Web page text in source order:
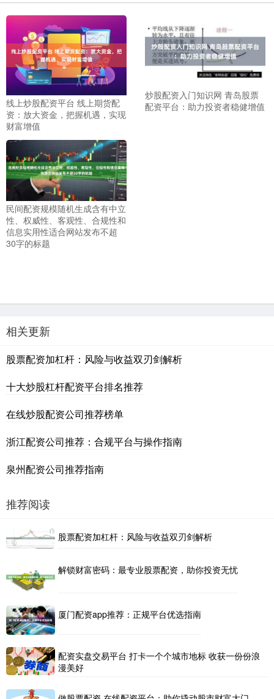
线上炒股配资平台 线上期货配
资：放大资金，把握机遇，实现
财富增值
炒股配资入门知识网 青岛股票
配资平台：助力投资者稳健增值
民间配资规模随机生成含有中立
性、权威性、客观性、合规性和
信息实用性适合网站发布不超
30字的标题
相关更新
股票配资加杠杆：风险与收益双刃剑解析
十大炒股杠杆配资平台排名推荐
在线炒股配资公司推荐榜单
浙江配资公司推荐：合规平台与操作指南
泉州配资公司推荐指南
推荐阅读
股票配资加杠杆：风险与收益双刃剑解析
解锁财富密码：最专业股票配资，助你投资无忧
厦门配资app推荐：正规平台优选指南
配资实盘交易平台 打卡一个个城市地标 收获一份份浪
漫美好